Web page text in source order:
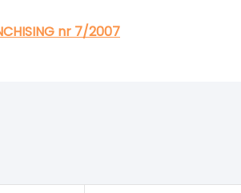
nr 7/2007